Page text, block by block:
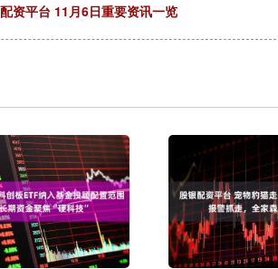
资平台 11月6日重要资讯一览